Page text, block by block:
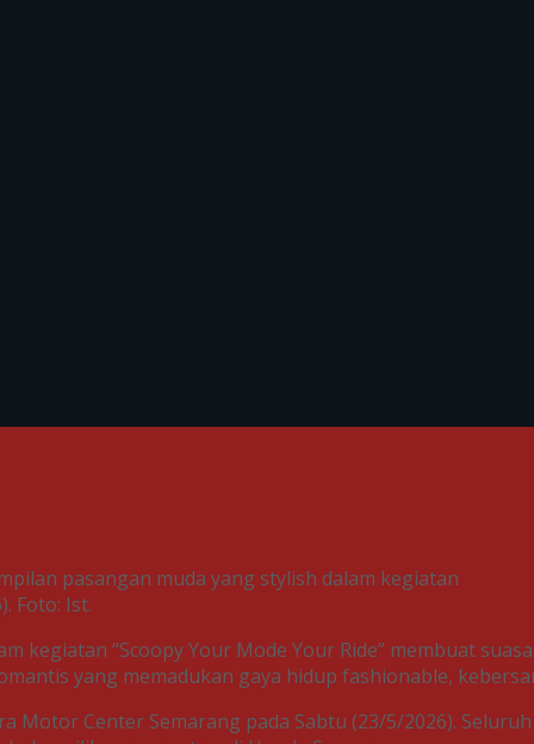
pasangan muda yang stylish dalam kegiatan
Foto: Ist.
kegiatan “Scoopy Your Mode Your Ride” membuat
yang memadukan gaya hidup fashionable,
Motor Center Semarang pada Sabtu (23/5/2026).